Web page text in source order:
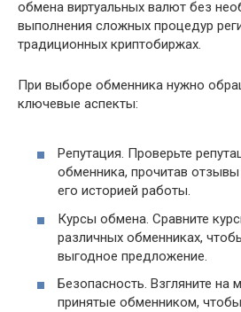
обмена виртуальных валют без
выполнения сложных процедур
традиционных криптобиржах.
При выборе обменника нужно
ключевые аспекты:
Репутация. Проверьте
обменника, прочитав
его историей работы.
Курсы обмена. Сравните
различных обменниках,
выгодное предложение.
Безопасность. Взгляните на
принятые обменником, чтобы